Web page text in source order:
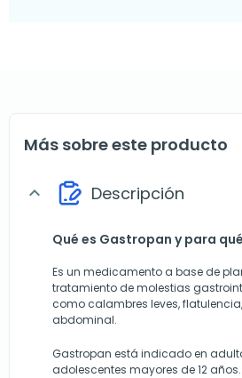
Más sobre este producto
expand_more Descripción
Qué es Gastropan y para
Es un medicamento a base de
tratamiento de molestias
como calambres leves,
abdominal.
Gastropan está indicado en
adolescentes mayores de 12 años.